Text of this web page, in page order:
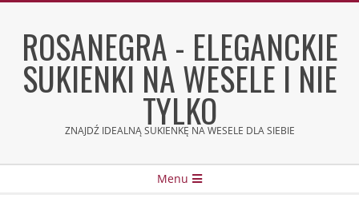
contentROSANEGRA - ELEGANCKIE
SUKIENKI NA WESELE I NIE
TYLKO
ZNAJDŹ IDEALNĄ SUKIENKĘ NA WESELE DLA SIEBIE
Menu